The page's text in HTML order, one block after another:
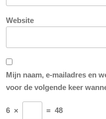
Website
Mijn naam, e-mailadres en
voor de volgende keer
6 × = 48